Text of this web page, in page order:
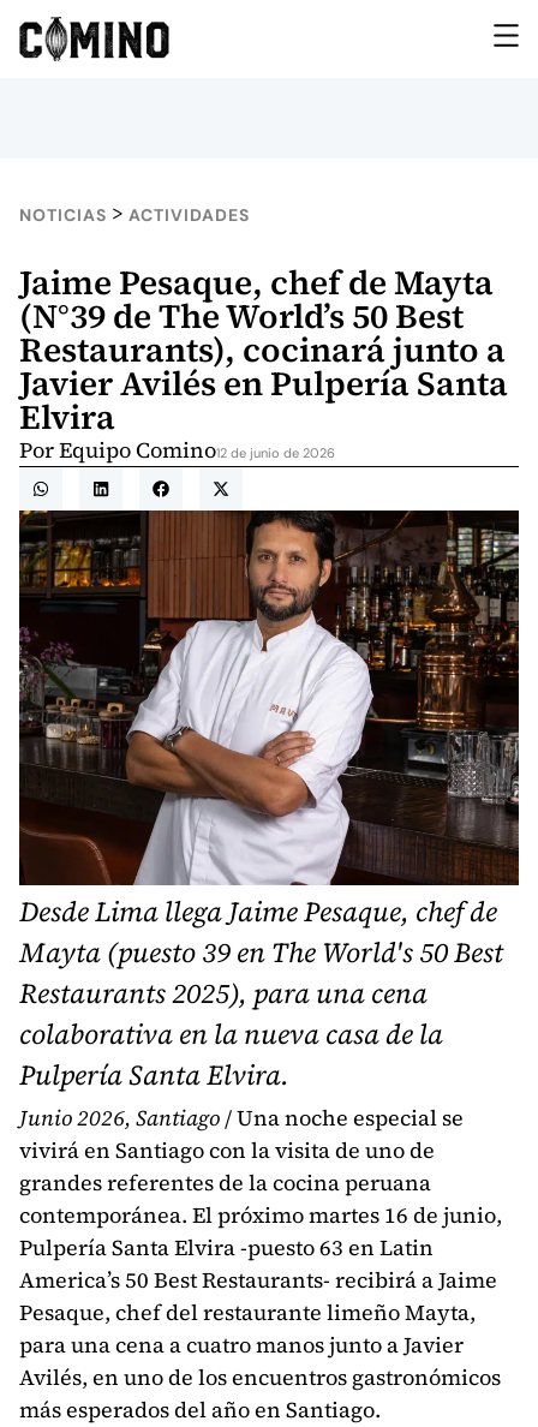
NOTICIAS > ACTIVIDADES
Jaime Pesaque, chef de Mayta
(N°39 de The World’s 50 Best
Restaurants), cocinará junto a
Javier Avilés en Pulpería Santa
Elvira
PorEquipo Comino12 de junio de 2026
Desde Lima llega Jaime Pesaque, chef de
Mayta (puesto 39 en The World's 50 Best
Restaurants 2025), para una cena
colaborativa en la nueva casa de la
Pulpería Santa Elvira.
Junio 2026, Santiago/ Una noche especial se
vivirá en Santiago con la visita de uno de
grandes referentes de la cocina peruana
contemporánea. El próximo martes 16 de junio,
Pulpería Santa Elvira -puesto 63 en Latin
America’s 50 Best Restaurants- recibirá a Jaime
Pesaque, chef del restaurante limeño Mayta,
para una cena a cuatro manos junto a Javier
Avilés, en uno de los encuentros gastronómicos
más esperados del año en Santiago.